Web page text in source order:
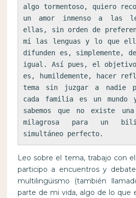
algo tormentoso, quiero
un amor inmenso a las
ellas, sin orden de
mí las lenguas y lo que
difunden es, simplemente,
igual. Así pues, el
es, humildemente, hacer
tema sin juzgar a nadie
cada familia es un mundo
sabemos que no existe
milagrosa para un
simultáneo perfecto.
Leo sobre el tema, trabajo con
participo a encuentros y
multilingüismo (también
parte de mi vida, algo de lo que